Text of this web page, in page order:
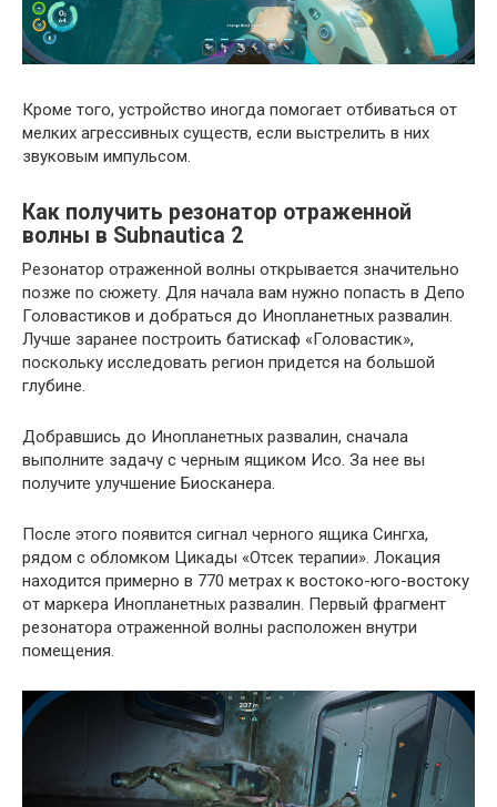
Кроме того, устройство иногда помогает отбиваться от
мелких агрессивных существ, если выстрелить в них
звуковым импульсом.
Как получить резонатор отраженной
волны в Subnautica 2
Резонатор отраженной волны открывается значительно
позже по сюжету. Для начала вам нужно попасть в Депо
Головастиков и добраться до Инопланетных развалин.
Лучше заранее построить батискаф «Головастик»,
поскольку исследовать регион придется на большой
глубине.
Добравшись до Инопланетных развалин, сначала
выполните задачу с черным ящиком Исо. За нее вы
получите улучшение Биосканера.
После этого появится сигнал черного ящика Сингха,
рядом с обломком Цикады «Отсек терапии». Локация
находится примерно в 770 метрах к востоко-юго-востоку
от маркера Инопланетных развалин. Первый фрагмент
резонатора отраженной волны расположен внутри
помещения.